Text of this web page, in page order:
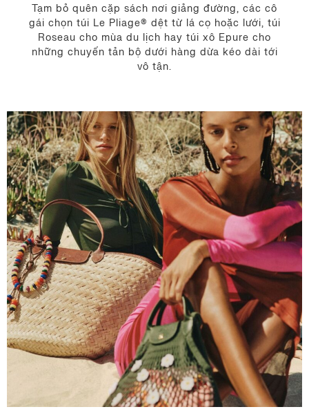
Tạm bỏ quên cặp sách nơi giảng đường, các cô
gái chọn túi Le Pliage® dệt từ lá cọ hoặc lưới, túi
Roseau cho mùa du lịch hay túi xô Epure cho
những chuyến tản bộ dưới hàng dừa kéo dài tới
vô tận.